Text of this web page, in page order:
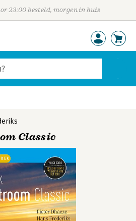
23:00 besteld, morgen in huis
Classic